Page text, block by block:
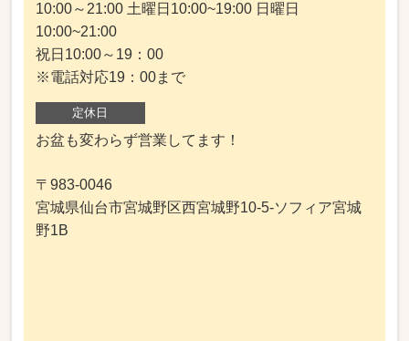
10:00～21:00 土曜日10:00~19:00 日曜日
10:00~21:00
祝日10:00～19：00
※電話対応19：00まで
定休日
お盆も変わらず営業してます！
〒983-0046
宮城県仙台市宮城野区西宮城野10-5-ソフィア宮城
野1B